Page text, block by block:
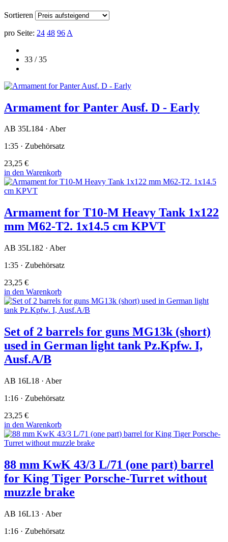
Sortieren
pro Seite: 24 48 96 A
33 / 35
Armament for Panter Ausf. D - Early
AB 35L184 · Aber
1:35 · Zubehörsatz
23,25 €
in den Warenkorb
Armament for T10-M Heavy Tank 1x122
mm M62-T2. 1x14.5 cm KPVT
AB 35L182 · Aber
1:35 · Zubehörsatz
23,25 €
in den Warenkorb
Set of 2 barrels for guns MG13k (short)
used in German light tank Pz.Kpfw. I,
Ausf.A/B
AB 16L18 · Aber
1:16 · Zubehörsatz
23,25 €
in den Warenkorb
88 mm KwK 43/3 L/71 (one part) barrel
for King Tiger Porsche-Turret without
muzzle brake
AB 16L13 · Aber
1:16 · Zubehörsatz